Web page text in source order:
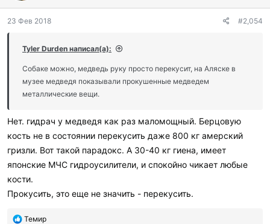
23 Фев 2018 #2,054
Tyler Durden написал(а):
Собаке можно, медведь руку просто перекусит, на Аляске в
музее медведя показывали прокушенные медведем
металлические вещи.
Нет. гидрач у медведя как раз маломощный. Берцовую
кость не в состоянии перекусить даже 800 кг амерский
гризли. Вот такой парадокс. А 30-40 кг гиена, имеет
японские МЧС гидроусилители, и спокойно чикает любые
кости.
Прокусить, это еще не значить - перекусить.
П
Темир